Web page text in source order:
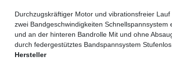
Durchzugskräftiger Motor und vibrationsfreier
zwei Bandgeschwindigkeiten
und an der hinteren Bandrolle Mit und ohne
durch federgestütztes Bandspannsystem
Hersteller